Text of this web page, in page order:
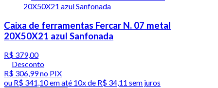
Caixa de ferramentas Fercar N. 07 metal
20X50X21 azul Sanfonada
R$ 379,00
Desconto
R$ 306,99no PIX
ou R$ 341,10em até 10x de R$ 34,11 sem juros